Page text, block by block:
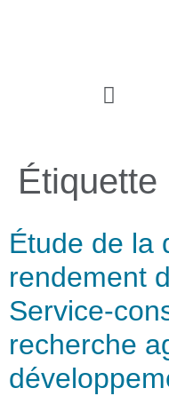
Étiquette
Étude de la
rendement
Service-
recherche